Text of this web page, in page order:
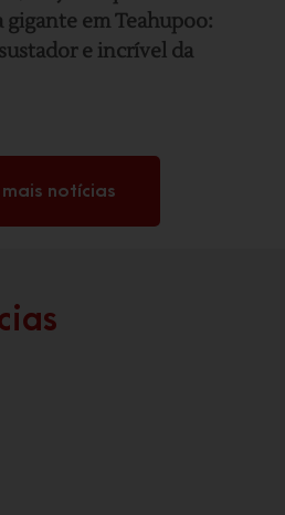
gigante em Teahupoo:
e incrível da
mais notícias